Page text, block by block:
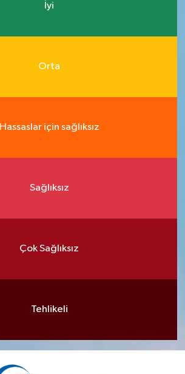
İyi
Orta
Hassaslar için sağlıksız
Sağlıksız
Çok Sağlıksız
Tehlikeli